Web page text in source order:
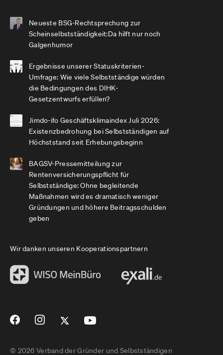
Neueste BSG-Rechtsprechung zur
Scheinselbstständigkeit:Da hilft nur noch
Galgenhumor
Ergebnisse unserer Statuskriterien-
Umfrage: Wie viele Selbstständige würden
die Bedingungen des DIHK-
Gesetzentwurfs erfüllen?
Jimdo-ifo Geschäftsklimaindex Juli 2026:
Existenzbedrohung bei Selbstständigen auf
Höchststand seit Erhebungsbeginn
BAGSV-Pressemitteilung zur
Rentenversicherungspflicht für
Selbstständige: Ohne begleitende
Maßnahmen wird es dramatisch weniger
Gründungen und höhere Beitragsschulden
geben
Wir danken unseren Kooperationspartnern
© 2026 Verband der Gründer und Selbstständigen